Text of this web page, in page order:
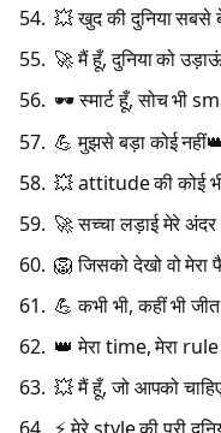
💥 खुद की दुनिया सबसे
🚀 मैं हूँ, दुनिया को
🕶️ स्मार्ट हूँ, सोच भी
💪 मुझसे बड़ा कोई
💥 attitude की कोई भी
🚀 सच्चा लड़ाई मेरे
🦁 जिसको देखो वो मेरा
💪 कभी भी, कहीं भी
👑 मेरा time, मेरा
💥 मैं हूँ, जो आपको